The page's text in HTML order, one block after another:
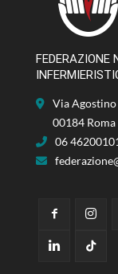
FEDERAZIONE
Via
00184 Roma
06